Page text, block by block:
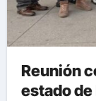
Reunión
estado